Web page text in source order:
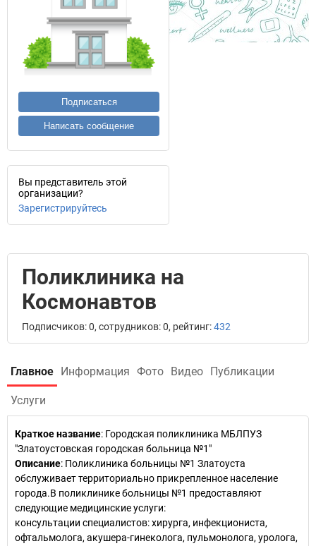
Подписаться
Написать сообщение
Вы представитель этой
организации?
Зарегистрируйтесь
Поликлиника на
Космонавтов
Подписчиков: 0, сотрудников: 0, рейтинг:432
Главное Информация Фото Видео Публикации
Услуги
Краткое название: Городская поликлиника МБЛПУЗ
"Златоустовская городская больница №1"
Описание: Поликлиника больницы №1 Златоуста
обслуживает территориально прикрепленное население
города.В поликлинике больницы №1 предоставляют
следующие медицинские услуги:
консультации специалистов: хирурга, инфекциониста,
офтальмолога, акушера-гинеколога, пульмонолога, уролога,